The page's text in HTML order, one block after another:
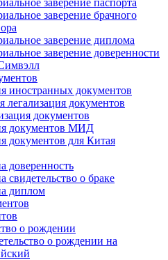
заверение брачного
заверение диплома
заверение доверенности
иностранных документов
легализация документов
документов
документов МИД
документов для Китая
доверенность
свидетельство о браке
диплом
о рождении
о рождении на